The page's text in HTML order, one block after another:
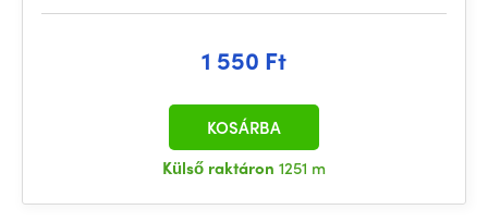
1 550 Ft
Külső raktáron 1251 m
KOSÁRBA